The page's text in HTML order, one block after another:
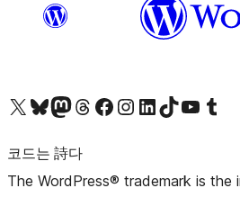
X(이전 트위터) 계정 방문하기블루스카이 계정 방문하기마스토돈 계정 방문하기스레드 계정 방문하기 페이스북 페이지 방문하기인스타그램 계정 방문하기 LinkedIn 계정 방문하기틱톡 계정 방문하기유튜브 채널 방문하기 텀블러 계정 방문하기
코드는 詩다
The WordPress® trademark is